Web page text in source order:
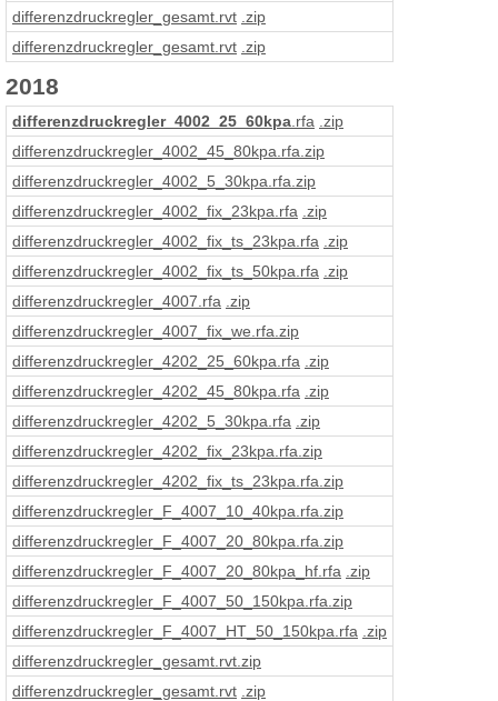
differenzdruckregler_gesamt .rvt .zip
differenzdruckregler_gesamt .rvt .zip
2018
differenzdruckregler_4002_25_60kpa .rfa .zip
differenzdruckregler_4002_45_80kpa .rfa .zip
differenzdruckregler_4002_5_30kpa .rfa .zip
differenzdruckregler_4002_fix_23kpa .rfa .zip
differenzdruckregler_4002_fix_ts_23kpa .rfa .zip
differenzdruckregler_4002_fix_ts_50kpa .rfa .zip
differenzdruckregler_4007 .rfa .zip
differenzdruckregler_4007_fix_we .rfa .zip
differenzdruckregler_4202_25_60kpa .rfa .zip
differenzdruckregler_4202_45_80kpa .rfa .zip
differenzdruckregler_4202_5_30kpa .rfa .zip
differenzdruckregler_4202_fix_23kpa .rfa .zip
differenzdruckregler_4202_fix_ts_23kpa .rfa .zip
differenzdruckregler_F_4007_10_40kpa .rfa .zip
differenzdruckregler_F_4007_20_80kpa .rfa .zip
differenzdruckregler_F_4007_20_80kpa_hf .rfa .zip
differenzdruckregler_F_4007_50_150kpa .rfa .zip
differenzdruckregler_F_4007_HT_50_150kpa .rfa .zip
differenzdruckregler_gesamt .rvt .zip
differenzdruckregler_gesamt .rvt .zip